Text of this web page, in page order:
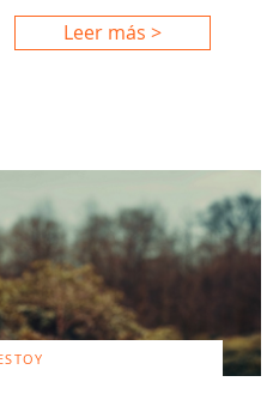
Leer más >